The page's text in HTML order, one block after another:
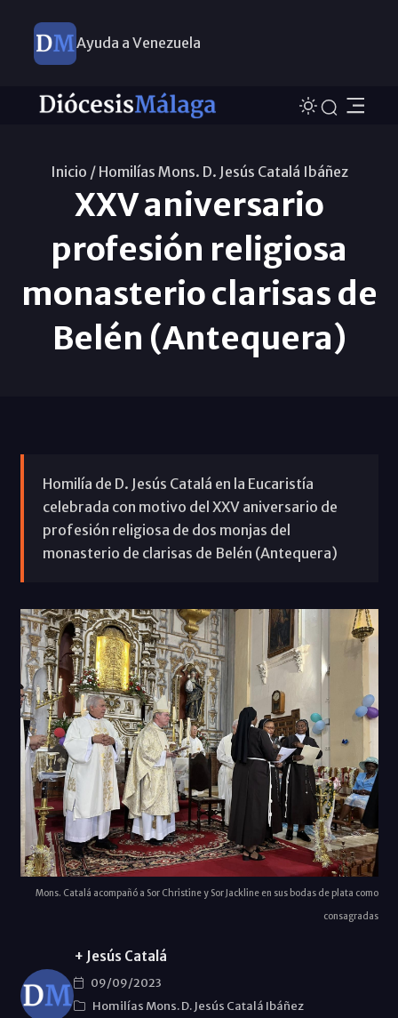
Ayuda a Venezuela
Inicio / Homilías Mons. D. Jesús Catalá Ibáñez
XXV aniversario
profesión religiosa
monasterio clarisas de
Belén (Antequera)
Homilía de D. Jesús Catalá en la Eucaristía
celebrada con motivo del XXV aniversario de
profesión religiosa de dos monjas del
monasterio de clarisas de Belén (Antequera)
Mons. Catalá acompañó a Sor Christine y Sor Jackline en sus bodas de plata como
consagradas
+ Jesús Catalá
09/09/2023
Homilías Mons. D. Jesús Catalá Ibáñez